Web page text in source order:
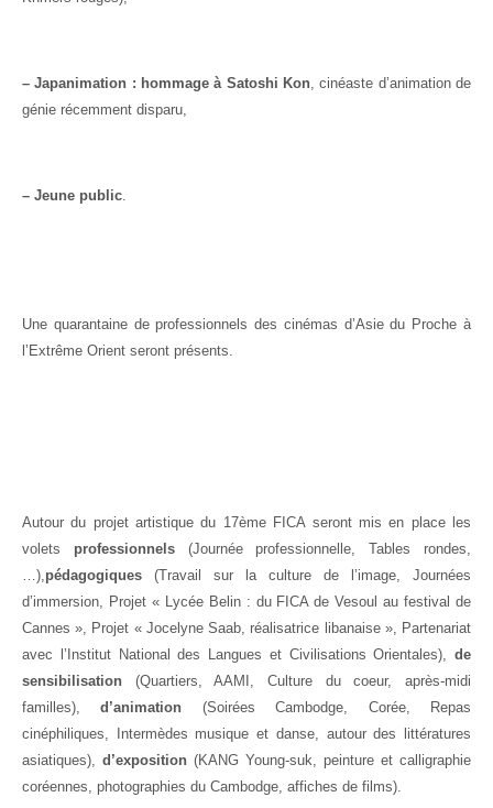
– Japanimation : hommage à Satoshi Kon, cinéaste d’animation de
génie récemment disparu,
– Jeune public.
Une quarantaine de professionnels des cinémas d’Asie du Proche à
l’Extrême Orient seront présents.
Autour du projet artistique du 17ème FICA seront mis en place les
volets professionnels (Journée professionnelle, Tables rondes,
…),pédagogiques (Travail sur la culture de l’image, Journées
d’immersion, Projet « Lycée Belin : du FICA de Vesoul au festival de
Cannes », Projet « Jocelyne Saab, réalisatrice libanaise », Partenariat
avec l’Institut National des Langues et Civilisations Orientales), de
sensibilisation (Quartiers, AAMI, Culture du coeur, après-midi
familles),d’animation (Soirées Cambodge, Corée, Repas
cinéphiliques, Intermèdes musique et danse, autour des littératures
asiatiques), d’exposition (KANG Young-suk, peinture et calligraphie
coréennes, photographies du Cambodge, affiches de films).